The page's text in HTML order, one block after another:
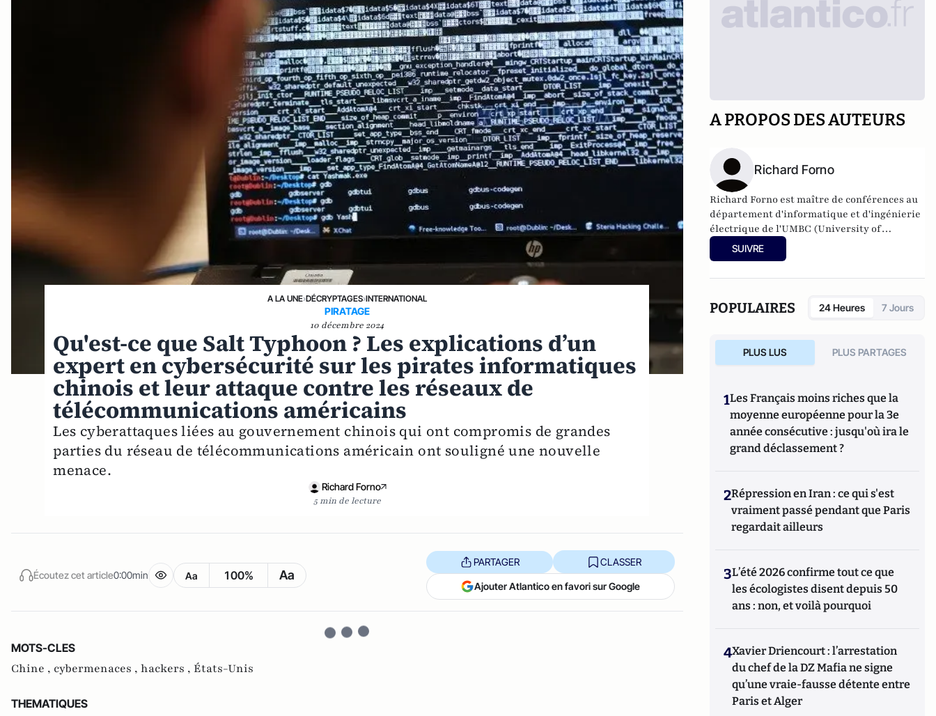
A LA UNE›DÉCRYPTAGES›INTERNATIONAL
PIRATAGE
10 décembre 2024
Qu'est-ce que Salt Typhoon ? Les explications d’un
expert en cybersécurité sur les pirates informatiques
chinois et leur attaque contre les réseaux de
télécommunications américains
Les cyberattaques liées au gouvernement chinois qui ont compromis de grandes
parties du réseau de télécommunications américain ont souligné une nouvelle
menace.
Richard Forno
5 min de lecture
Écoutez cet article0:00min Aa 100% Aa
PARTAGER CLASSER
Ajouter Atlantico en favori sur Google
MOTS-CLES
Chine , cybermenaces , hackers , États-Unis
THEMATIQUES
A PROPOS DES AUTEURS
Richard Forno
Richard Forno est maître de conférences au
département d'informatique et d'ingénierie
électrique de l'UMBC (University of
Maryland, Baltimore County). Il y dirige le
programme d'études supérieures en
l'UMBC et est chercheur affilié au centre
pour l'internet et la société (CIS) de la
SUIVRE
POPULAIRES 24 Heures 7 Jours
PLUS LUS PLUS PARTAGES
1Les Français moins riches que la
moyenne européenne pour la 3e
année consécutive : jusqu'où ira le
grand déclassement ?
2Répression en Iran : ce qui s'est
vraiment passé pendant que Paris
regardait ailleurs
3L’été 2026 confirme tout ce que
les écologistes disent depuis 50
ans : non, et voilà pourquoi
4Xavier Driencourt : l’arrestation
du chef de la DZ Mafia ne signe
qu’une vraie-fausse détente entre
Paris et Alger